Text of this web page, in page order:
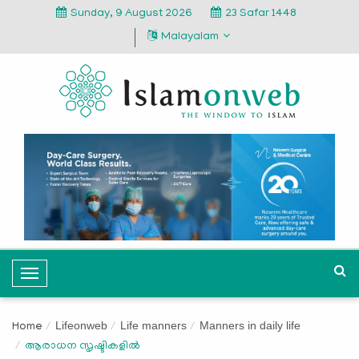
Sunday, 9 August 2026
23 Safar 1448
Malayalam
T
o
g
l
Home Lifeonweb Life manners Manners in daily life
ആരാധന സൃഷ്ടികളില്‍